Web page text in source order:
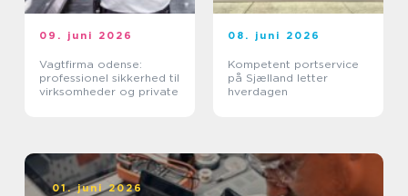
09. juni 2026
Vagtfirma odense:
professionel sikkerhed til
virksomheder og private
08. juni 2026
Kompetent portservice
på Sjælland letter
hverdagen
01. juni 2026